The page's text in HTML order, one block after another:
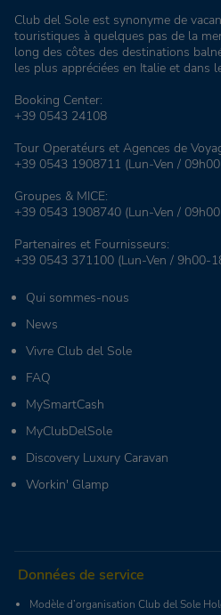
Club del Sole est synonyme de
touristiques à quelques pas de la
long des côtes des destinations
les plus appréciées en Italie et dans
Booking Center:
+39 0543 24108
Tour Operatéurs et Agences de
+39 0543 1908711 (Lun-Ven /
Groupes & MICE:
+39 0543 1908740 (Lun-Ven /
Partenaires et Fournisseurs:
+39 0543 371100 (Lun-Ven / 9h00-
Qui sommes-nous
News
Vivre Club del Sole
FAQ
MySmartCash
MyClubDelSole
Discovery Luxury Caravan
Workin' Glamp
Données de service
Modèle d’organisation Club del Sole